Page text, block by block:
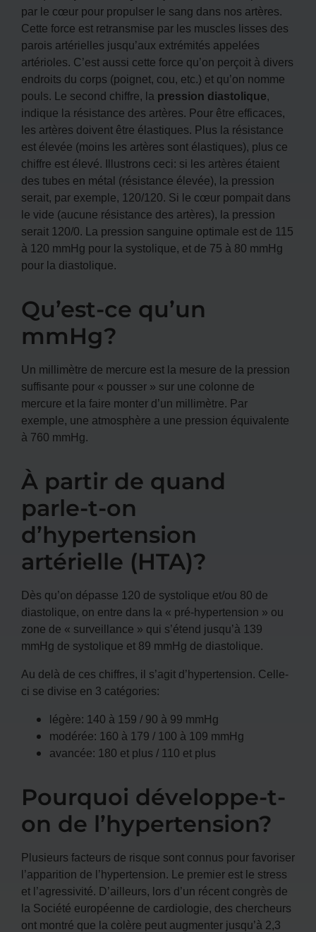
par le cœur pour propulser le sang dans nos artères.
Cette force est retransmise par les muscles lisses des
parois artérielles jusqu’aux extrémités appelées
artérioles. C’est aussi cette force qu’on perçoit à divers
endroits du corps (poignet, cou, etc.) et qu’on nomme
pouls. Le second chiffre, la pression diastolique,
indique la résistance des artères. Pour être efficaces,
les artères doivent être élastiques. Plus la résistance
est élevée (moins les artères sont élastiques), plus ce
chiffre est élevé. Illustrons ceci: si les artères étaient
des tubes en métal (résistance élevée), la pression
serait, par exemple, 120/120. Si le cœur pompait dans
le vide (aucune résistance des artères), la pression
serait 120/0. La pression sanguine optimale est de 115
à 120 mmHg pour la systolique, et de 75 à 80 mmHg
pour la diastolique.
Qu’est-ce qu’un
mmHg?
Un millimètre de mercure est la mesure de la pression
suffisante pour « pousser » sur une colonne de
mercure et la faire monter d’un millimètre. Par
exemple, une atmosphère a une pression équivalente
à 760 mmHg.
À partir de quand
parle-t-on
d’hypertension
artérielle (HTA)?
Dès qu’on dépasse 120 de systolique et/ou 80 de
diastolique, on entre dans la « pré-hypertension » ou
zone de « surveillance » qui s’étend jusqu’à 139
mmHg de systolique et 89 mmHg de diastolique.
Au delà de ces chiffres, il s’agit d’hypertension. Celle-
ci se divise en 3 catégories:
légère: 140 à 159 / 90 à 99 mmHg
modérée: 160 à 179 / 100 à 109 mmHg
avancée: 180 et plus / 110 et plus
Pourquoi développe-t-
on de l’hypertension?
Plusieurs facteurs de risque sont connus pour favoriser
l’apparition de l’hypertension. Le premier est le stress
et l’agressivité. D’ailleurs, lors d’un récent congrès de
la Société européenne de cardiologie, des chercheurs
ont montré que la colère peut augmenter jusqu’à 2,3